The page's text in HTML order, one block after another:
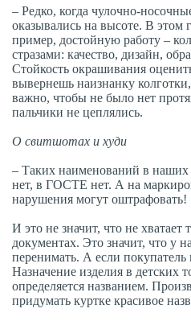
– Редко, когда чулочно-
оказывались на высоте. В
пример, достойную работу – к
стразами: качество, дизайн,
Стойкость окрашивания
вывернешь наизнанку
важно, чтобы не было нет
пальчики не цеплялись.
О свитшотах и худи
– Таких наименований в наших
нет, в ГОСТЕ нет. А на
нарушения могут оштрафовать!
И это не значит, что не
документах. Это значит, что у
перенимать. А если покупатель
Назначение изделия в детских
определяется названием.
придумать куртке красивое